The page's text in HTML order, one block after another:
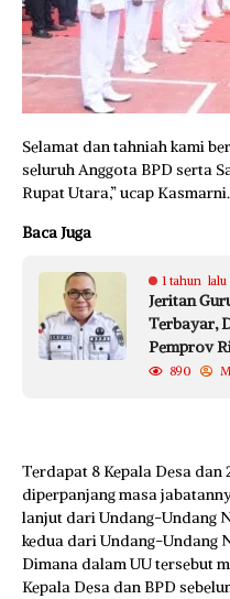
Selamat dan tahniah kami
seluruh Anggota BPD serta
Rupat Utara,” ucap Kasmarni.
Baca Juga
1 tahun lalu
Jeritan
Terbayar,
Pemprov
890
Terdapat 8 Kepala Desa dan
diperpanjang masa
lanjut dari Undang-Undang
kedua dari Undang-Undang
Dimana dalam UU tersebut
Kepala Desa dan BPD